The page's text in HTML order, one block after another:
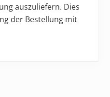
auszuliefern. Dies
der Bestellung mit